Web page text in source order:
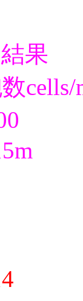
果
数